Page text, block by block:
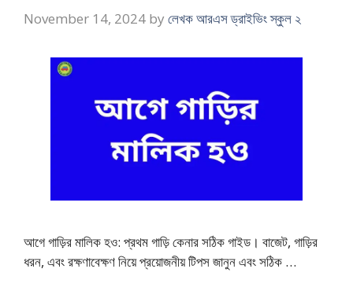
November 14, 2024 by লেখক আরএস ড্রাইভিং স্কুল ২
আগে গাড়ির মালিক হও: প্রথম গাড়ি কেনার সঠিক গাইড। বাজেট, গাড়ির
ধরন, এবং রক্ষণাবেক্ষণ নিয়ে প্রয়োজনীয় টিপস জানুন এবং সঠিক …